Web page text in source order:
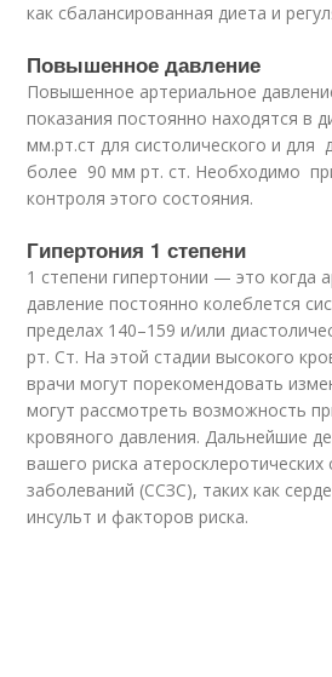
как сбалансированная диета и
Повышенное давление
Повышенное артериальное
показания постоянно находятся в
мм.рт.ст для систолического и для
более 90 мм рт. ст. Необходимо
контроля этого состояния.
Гипертония 1 степени
1 степени гипертонии — это когда
давление постоянно колеблется
пределах 140–159 и/или
рт. Ст. На этой стадии высокого
врачи могут порекомендовать
могут рассмотреть возможность
кровяного давления. Дальнейшие
вашего риска атеросклеротических
заболеваний (ССЗС), таких как
инсульт и факторов риска.